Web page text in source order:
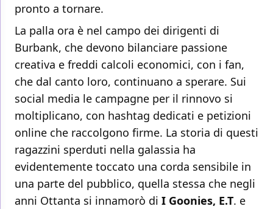
pronto a tornare.
La palla ora è nel campo dei dirigenti di
Burbank, che devono bilanciare passione
creativa e freddi calcoli economici, con i fan,
che dal canto loro, continuano a sperare. Sui
social media le campagne per il rinnovo si
moltiplicano, con hashtag dedicati e petizioni
online che raccolgono firme. La storia di questi
ragazzini sperduti nella galassia ha
evidentemente toccato una corda sensibile in
una parte del pubblico, quella stessa che negli
anni Ottanta si innamorò di I Goonies, E.T. e